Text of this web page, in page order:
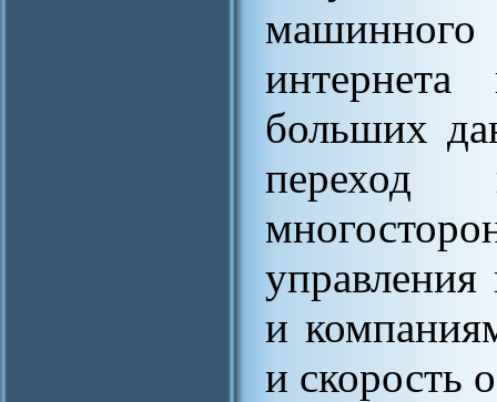
больших
и
и скорость